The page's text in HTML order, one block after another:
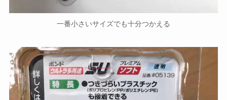
一番小さいサイズでも十分つかえる